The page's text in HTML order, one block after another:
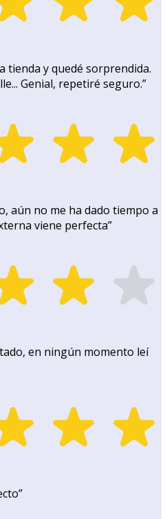
tienda y quedé sorprendida.
Genial, repetiré seguro.”
aún no me ha dado tiempo a
viene perfecta”
en ningún momento leí
”